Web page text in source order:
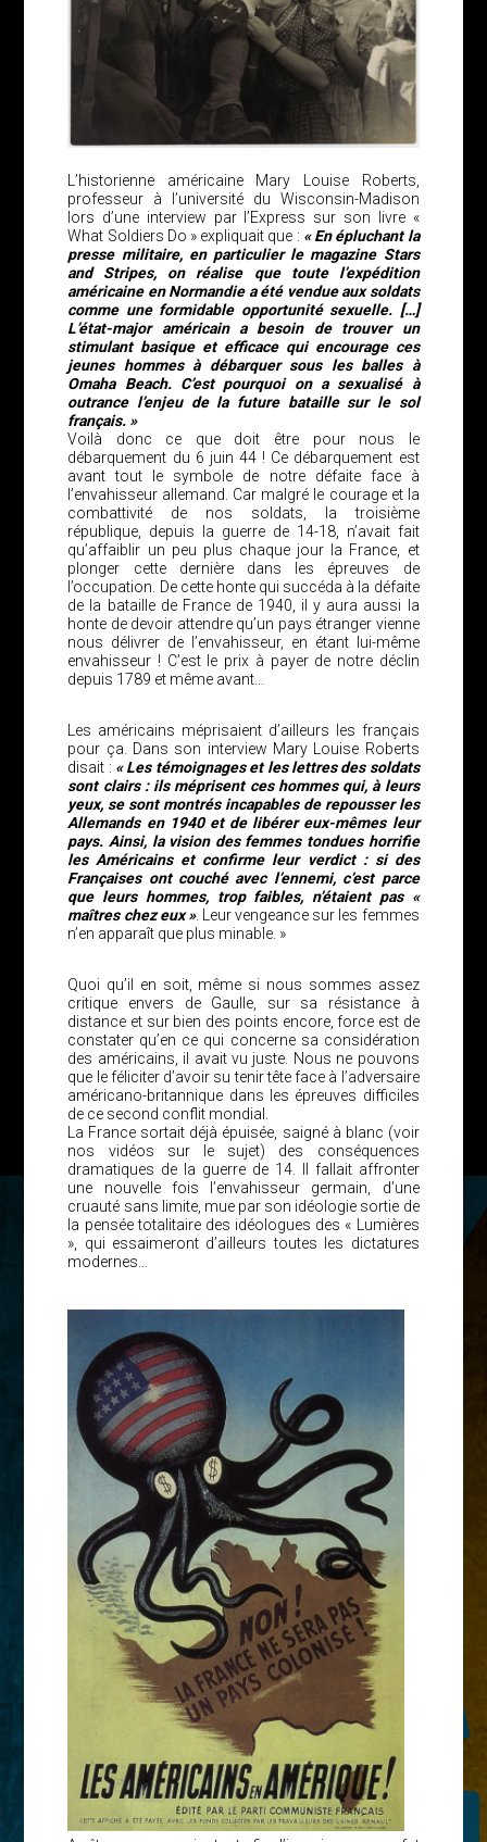
L’historienne américaine Mary Louise Roberts,
professeur à l’université du Wisconsin-Madison
lors d’une interview par l’Express sur son livre «
What Soldiers Do » expliquait que : « En épluchant la
presse militaire, en particulier le magazine Stars
and Stripes, on réalise que toute l’expédition
américaine en Normandie a été vendue aux soldats
comme une formidable opportunité sexuelle. […]
L’état-major américain a besoin de trouver un
stimulant basique et efficace qui encourage ces
jeunes hommes à débarquer sous les balles à
Omaha Beach. C’est pourquoi on a sexualisé à
outrance l’enjeu de la future bataille sur le sol
français. »
Voilà donc ce que doit être pour nous le
débarquement du 6 juin 44 ! Ce débarquement est
avant tout le symbole de notre défaite face à
l’envahisseur allemand. Car malgré le courage et la
combattivité de nos soldats, la troisième
république, depuis la guerre de 14-18, n’avait fait
qu’affaiblir un peu plus chaque jour la France, et
plonger cette dernière dans les épreuves de
l’occupation. De cette honte qui succéda à la défaite
de la bataille de France de 1940, il y aura aussi la
honte de devoir attendre qu’un pays étranger vienne
nous délivrer de l’envahisseur, en étant lui-même
envahisseur ! C’est le prix à payer de notre déclin
depuis 1789 et même avant…
Les américains méprisaient d’ailleurs les français
pour ça. Dans son interview Mary Louise Roberts
disait : « Les témoignages et les lettres des soldats
sont clairs : ils méprisent ces hommes qui, à leurs
yeux, se sont montrés incapables de repousser les
Allemands en 1940 et de libérer eux-mêmes leur
pays. Ainsi, la vision des femmes tondues horrifie
les Américains et confirme leur verdict : si des
Françaises ont couché avec l’ennemi, c’est parce
que leurs hommes, trop faibles, n’étaient pas «
maîtres chez eux ». Leur vengeance sur les femmes
n’en apparaît que plus minable. »
Quoi qu’il en soit, même si nous sommes assez
critique envers de Gaulle, sur sa résistance à
distance et sur bien des points encore, force est de
constater qu’en ce qui concerne sa considération
des américains, il avait vu juste. Nous ne pouvons
que le féliciter d’avoir su tenir tête face à l’adversaire
américano-britannique dans les épreuves difficiles
de ce second conflit mondial.
La France sortait déjà épuisée, saigné à blanc (voir
nos vidéos sur le sujet) des conséquences
dramatiques de la guerre de 14. Il fallait affronter
une nouvelle fois l’envahisseur germain, d’une
cruauté sans limite, mue par son idéologie sortie de
la pensée totalitaire des idéologues des « Lumières
», qui essaimeront d’ailleurs toutes les dictatures
modernes…